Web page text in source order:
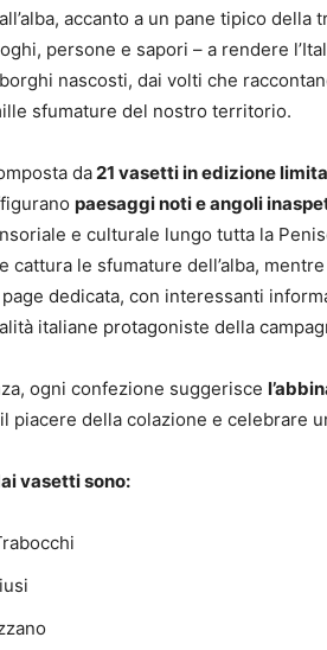
accanto a un pane tipico della
persone e sapori – a rendere
nascosti, dai volti che
sfumature del nostro territorio.
da21 vasetti in edizione
paesaggi noti e angoli
e culturale lungo tutta la
cattura le sfumature dell’alba,
dedicata, con interessanti
italiane protagoniste della
ogni confezione suggerisce
piacere della colazione e celebrare
vasetti sono: